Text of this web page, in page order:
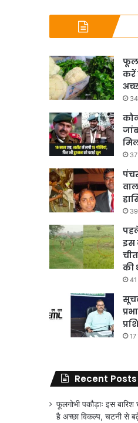
करें
इस
की
41
Recent Posts
फूलगोभी पकौड़ाः इस
है अच्छा विकल्प, चटनी से